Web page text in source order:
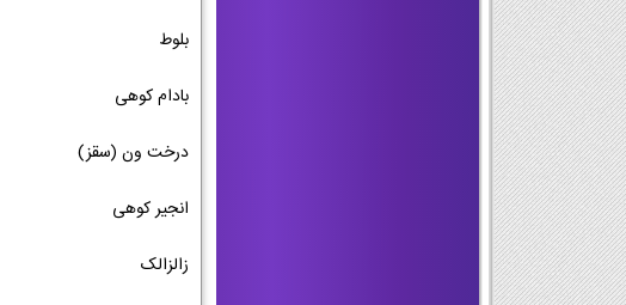
بلوط
بادام کوهی
درخت ون (سقز)
انجیر کوهی
زالزالک